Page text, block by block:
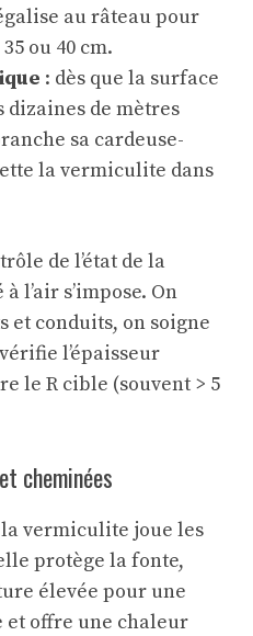
au râteau pour
ou 40 cm.
: dès que la surface
dizaines de mètres
sa cardeuse-
la vermiculite dans
de l’état de la
l’air s’impose. On
et conduits, on soigne
l’épaisseur
le R cible (souvent > 5
cheminées
la vermiculite joue les
protège la fonte,
élevée pour une
offre une chaleur